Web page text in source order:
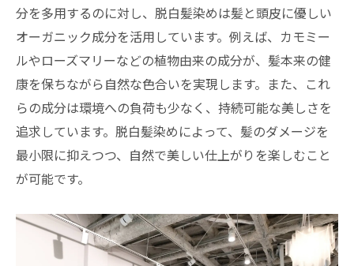
分を多用するのに対し、脱白髪染めは髪と頭皮に優しい
オーガニック成分を活用しています。例えば、カモミー
ルやローズマリーなどの植物由来の成分が、髪本来の健
康を保ちながら自然な色合いを実現します。また、これ
らの成分は環境への負荷も少なく、持続可能な美しさを
追求しています。脱白髪染めによって、髪のダメージを
最小限に抑えつつ、自然で美しい仕上がりを楽しむこと
が可能です。